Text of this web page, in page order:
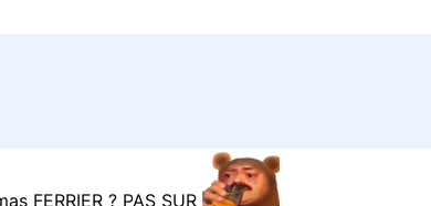
FERRIER ? PAS SUR